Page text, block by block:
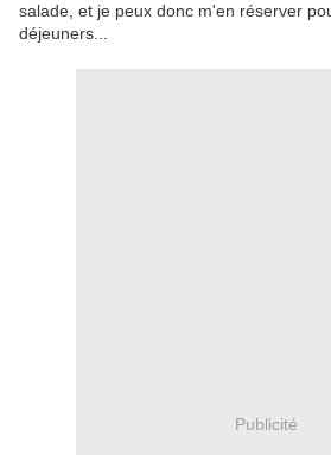
salade, et je peux donc m'en réserver
déjeuners...
Publicité